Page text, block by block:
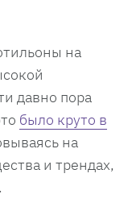
на
давно пора
было круто в
на
и трендах,